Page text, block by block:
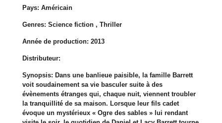
Pays: Américain
Genres: Science fiction , Thriller
Année de production: 2013
Distributeur:
Synopsis: Dans une banlieue paisible, la famille Barrett
voit soudainement sa vie basculer suite à des
évènements étranges qui, chaque nuit, viennent troubler
la tranquillité de sa maison. Lorsque leur fils cadet
évoque un mystérieux « Ogre des sables » lui rendant